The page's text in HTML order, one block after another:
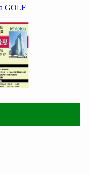
GOLF